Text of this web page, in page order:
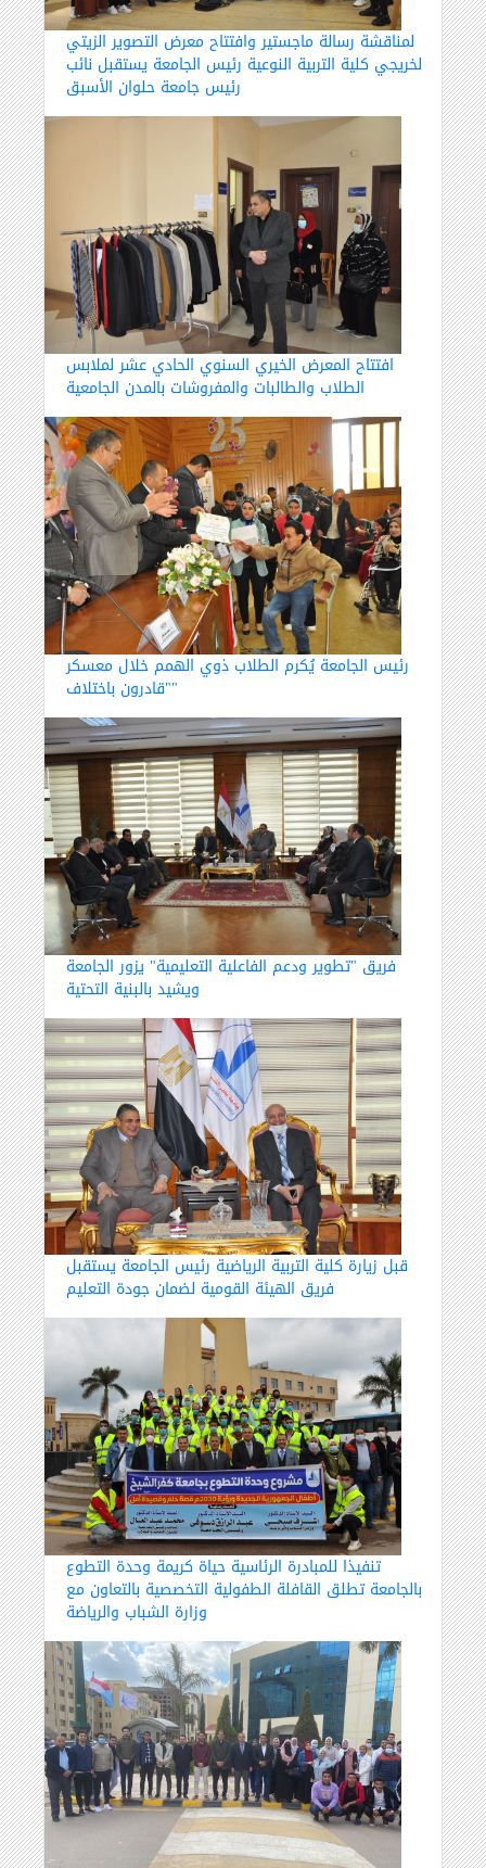
لمناقشة رسالة ماجستير وافتتاح معرض التصوير الزيتي
لخريجي كلية التربية النوعية رئيس الجامعة يستقبل نائب
رئيس جامعة حلوان الأسبق
افتتاح المعرض الخيري السنوي الحادي عشر لملابس
الطلاب والطالبات والمفروشات بالمدن الجامعية
رئيس الجامعة يُكرم الطلاب ذوي الهمم خلال معسكر
"قادرون باختلاف"
فريق "تطوير ودعم الفاعلية التعليمية" يزور الجامعة
ويشيد بالبنية التحتية
قبل زيارة كلية التربية الرياضية رئيس الجامعة يستقبل
فريق الهيئة القومية لضمان جودة التعليم
تنفيذا للمبادرة الرئاسية حياة كريمة وحدة التطوع
بالجامعة تطلق القافلة الطفولية التخصصية بالتعاون مع
وزارة الشباب والرياضة